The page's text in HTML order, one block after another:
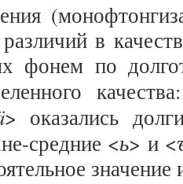
в
фонем по
> оказались
средние <ь> и <